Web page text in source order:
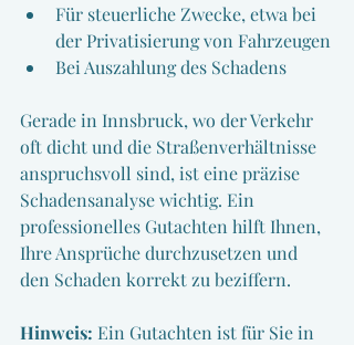
Für steuerliche Zwecke, etwa bei
der Privatisierung von Fahrzeugen
Bei Auszahlung des Schadens
Gerade in Innsbruck, wo der Verkehr
oft dicht und die Straßenverhältnisse
anspruchsvoll sind, ist eine präzise
Schadensanalyse wichtig. Ein
professionelles Gutachten hilft Ihnen,
Ihre Ansprüche durchzusetzen und
den Schaden korrekt zu beziffern.
Hinweis: Ein Gutachten ist für Sie in